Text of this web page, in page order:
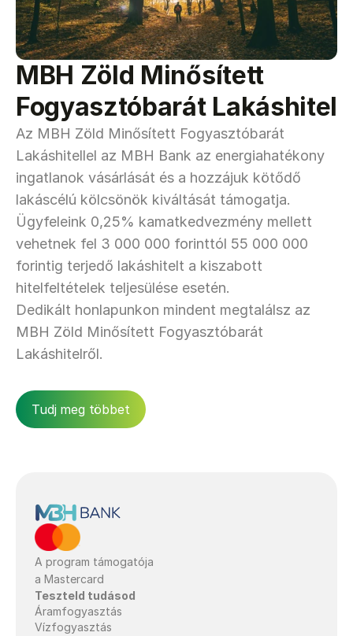
MBH Zöld Minősített
Fogyasztóbarát Lakáshitel
Az MBH Zöld Minősített Fogyasztóbarát
Lakáshitellel az MBH Bank az energiahatékony
ingatlanok vásárlását és a hozzájuk kötődő
lakáscélú kölcsönök kiváltását támogatja.
Ügyfeleink 0,25% kamatkedvezmény mellett
vehetnek fel 3 000 000 forinttól 55 000 000
forintig terjedő lakáshitelt a kiszabott
hitelfeltételek teljesülése esetén.
Dedikált honlapunkon mindent megtalálsz az
MBH Zöld Minősített Fogyasztóbarát
Lakáshitelről.
Tudj meg többet
A program támogatója
a Mastercard
Teszteld tudásod
Áramfogyasztás
Vízfogyasztás